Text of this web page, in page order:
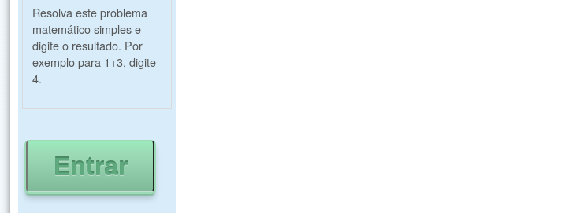
Resolva este problema
matemático simples e
digite o resultado. Por
exemplo para 1+3, digite
4.